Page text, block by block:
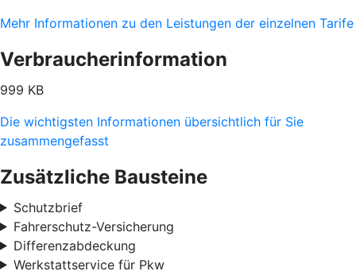
Mehr Informationen zu den Leistungen der einzelnen Tarife
Verbraucherinformation
999 KB
Die wichtigsten Informationen übersichtlich für Sie
zusammengefasst
Zusätzliche Bausteine
Schutzbrief
Fahrerschutz-Versicherung
Differenzabdeckung
Werkstattservice für Pkw